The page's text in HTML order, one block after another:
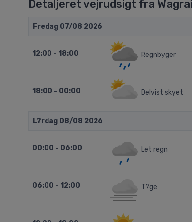
Detaljeret vejrudsigt fra
Fredag 07/08 2026
12:00 - 18:00 Regnbyger
18:00 - 00:00 Delvist skyet
L?rdag 08/08 2026
00:00 - 06:00 Let regn
06:00 - 12:00 T?ge